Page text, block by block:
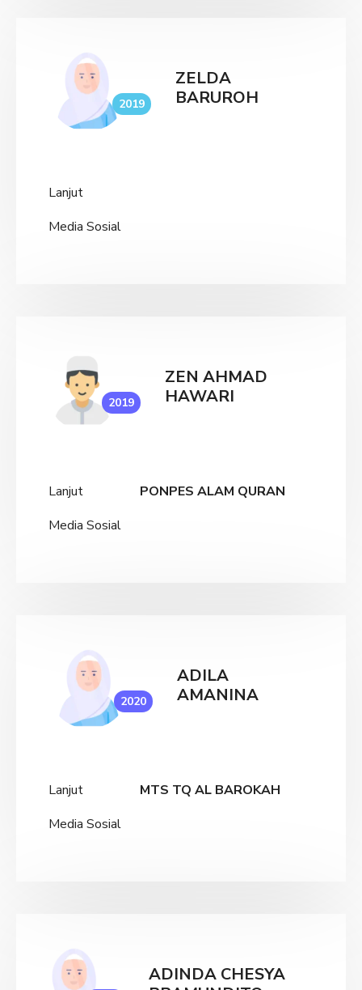
2019
ZELDA
BARUROH
Lanjut
Media Sosial
2019
ZEN AHMAD
HAWARI
Lanjut
PONPES ALAM QURAN
Media Sosial
2020
ADILA
AMANINA
Lanjut
MTS TQ AL BAROKAH
Media Sosial
ADINDA CHESYA